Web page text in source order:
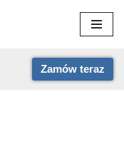
Zamów teraz